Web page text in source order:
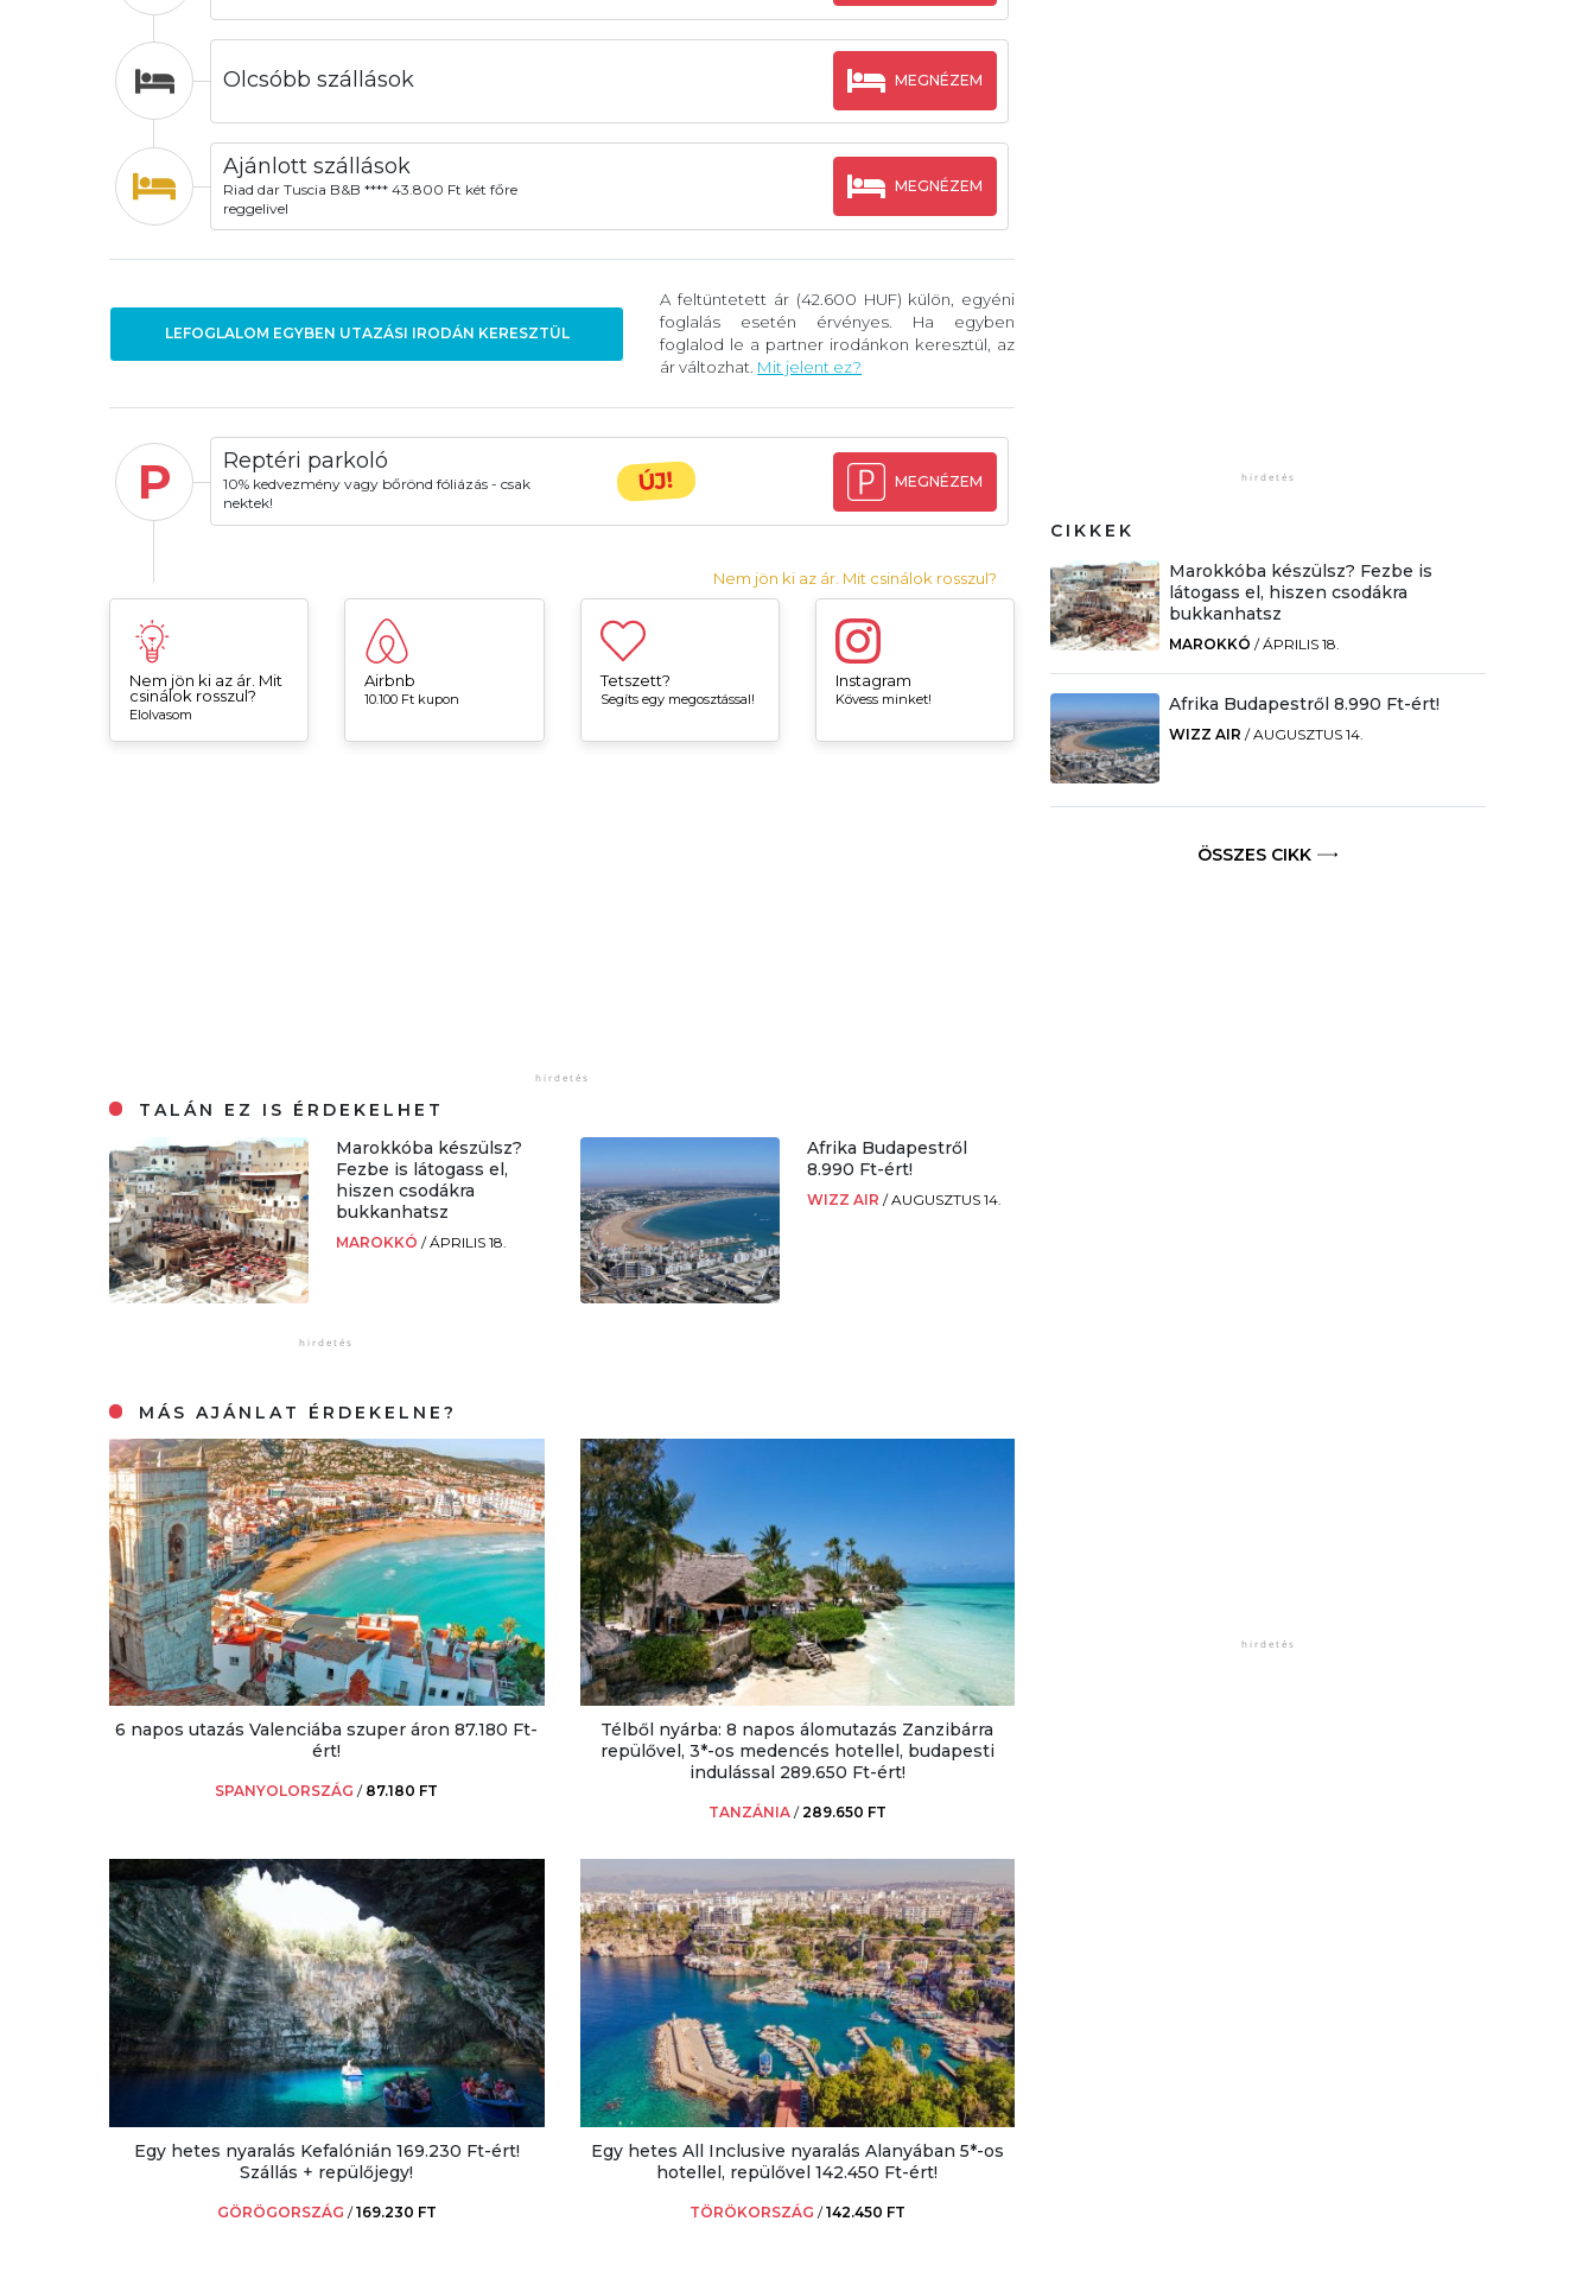
Olcsóbb szállások MEGNÉZEM
Ajánlott szállások
Riad dar Tuscia B&B **** 43.800 Ft két főre
reggelivel
MEGNÉZEM
LEFOGLALOM EGYBEN UTAZÁSI IRODÁN KERESZTÜL
A feltüntetett ár (42.600 HUF) külön, egyéni
foglalás esetén érvényes. Ha egyben
foglalod le a partner irodánkon keresztül, az
ár változhat. Mit jelent ez?
P Reptéri parkoló
10% kedvezmény vagy bőrönd fóliázás - csak
nektek!
ÚJ! MEGNÉZEM
Nem jön ki az ár. Mit csinálok rosszul?
Nem jön ki az ár. Mit
csinálok rosszul?
Elolvasom
Airbnb
10.100 Ft kupon
Tetszett?
Segíts egy megosztással!
Instagram
Kövess minket!
TALÁN EZ IS ÉRDEKELHET
Marokkóba készülsz?
Fezbe is látogass el,
hiszen csodákra
bukkanhatsz
MAROKKÓ/ÁPRILIS 18.
Afrika Budapestről
8.990 Ft-ért!
WIZZ AIR /AUGUSZTUS 14.
MÁS AJÁNLAT ÉRDEKELNE?
6 napos utazás Valenciába szuper áron 87.180 Ft-
ért!
SPANYOLORSZÁG / 87.180 FT
Télből nyárba: 8 napos álomutazás Zanzibárra
repülővel, 3*-os medencés hotellel, budapesti
indulással 289.650 Ft-ért!
TANZÁNIA /289.650 FT
Egy hetes nyaralás Kefalónián 169.230 Ft-ért!
Szállás + repülőjegy!
GÖRÖGORSZÁG /169.230 FT
Egy hetes All Inclusive nyaralás Alanyában 5*-os
hotellel, repülővel 142.450 Ft-ért!
TÖRÖKORSZÁG /142.450 FT
CIKKEK
Marokkóba készülsz? Fezbe is
látogass el, hiszen csodákra
bukkanhatsz
MAROKKÓ /ÁPRILIS 18.
Afrika Budapestről 8.990 Ft-ért!
WIZZ AIR /AUGUSZTUS 14.
ÖSSZES CIKK